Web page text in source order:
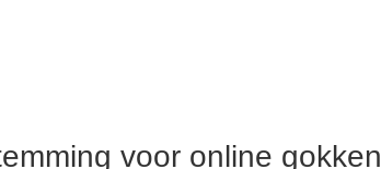
voor online gokken